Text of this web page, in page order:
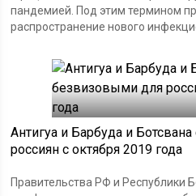
пандемией. Под этим термином
распространение нового
Антигуа и Барбуда и
россиян с октября 2019 года
Правительства РФ и Республики